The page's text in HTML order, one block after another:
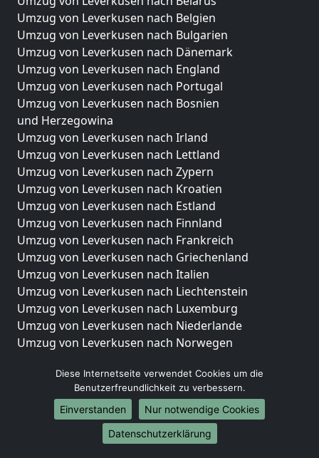
Umzug von Leverkusen nach Belgien
Umzug von Leverkusen nach Bulgarien
Umzug von Leverkusen nach Dänemark
Umzug von Leverkusen nach England
Umzug von Leverkusen nach Portugal
Umzug von Leverkusen nach Bosnien
und Herzegowina
Umzug von Leverkusen nach Irland
Umzug von Leverkusen nach Lettland
Umzug von Leverkusen nach Zypern
Umzug von Leverkusen nach Kroatien
Umzug von Leverkusen nach Estland
Umzug von Leverkusen nach Finnland
Umzug von Leverkusen nach Frankreich
Umzug von Leverkusen nach Griechenland
Umzug von Leverkusen nach Italien
Umzug von Leverkusen nach Liechtenstein
Umzug von Leverkusen nach Luxemburg
Umzug von Leverkusen nach Niederlande
Umzug von Leverkusen nach Norwegen
Umzüge-Deutschlandweit
Umzug von Leverkusen nach Berlin
Umzug von Leverkusen nach Hamburg
Umzug von Leverkusen nach München
Umzug von Leverkusen nach Köln
Diese Internetseite verwendet Cookies um die
Benutzerfreundlichkeit zu verbessern.
Einverstanden
Nur notwendige Cookies
Datenschutzerklärung